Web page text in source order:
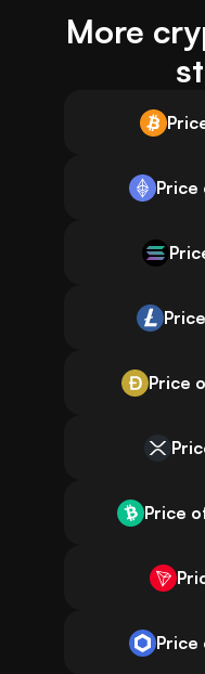
More
Price
Price
Price
Price